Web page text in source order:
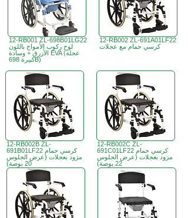
12-RB001 ZL-698B01LG22
لوح ركوب الأمواج باللون
الأزرق + وسادة EVA (عجلة
كبيرة 698B)
12-RB002 ZL-691A01LF22
كرسي حمام مع عجلات
12-RB002B ZL-
691B01LF22 كرسي حمام
مزود بعجلات (عرض الجلوس
20 بوصة)
12-RB002C ZL-
691C01LF22 كرسي حمام
مزود بعجلات (عرض الجلوس
22 بوصة)